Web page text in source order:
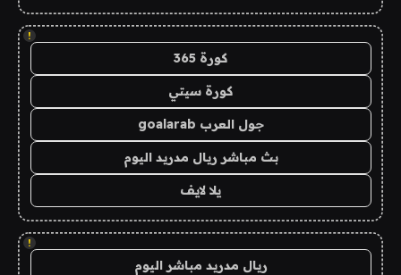
!
كورة 365
كورة سيتي
جول العرب goalarab
بث مباشر ريال مدريد اليوم
يلا لايف
!
ريال مدريد مباشر اليوم